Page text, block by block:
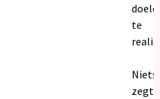
te
Niets
zegt